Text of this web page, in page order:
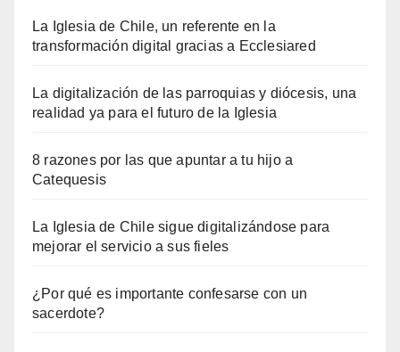
La Iglesia de Chile, un referente en la
transformación digital gracias a Ecclesiared
La digitalización de las parroquias y diócesis, una
realidad ya para el futuro de la Iglesia
8 razones por las que apuntar a tu hijo a
Catequesis
La Iglesia de Chile sigue digitalizándose para
mejorar el servicio a sus fieles
¿Por qué es importante confesarse con un
sacerdote?